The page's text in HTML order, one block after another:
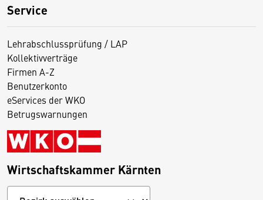
Service
Lehrabschlussprüfung / LAP
Kollektivverträge
Firmen A-Z
Benutzerkonto
eServices der WKO
Betrugswarnungen
Wirtschaftskammer Kärnten